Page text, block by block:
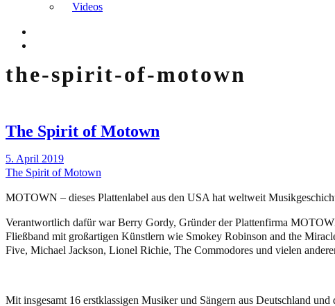
Videos
the-spirit-of-motown
The Spirit of Motown
5. April 2019
The Spirit of Motown
MOTOWN – dieses Plattenlabel aus den USA hat weltweit
Verantwortlich dafür war Berry Gordy, Gründer der Plattenfirma
Fließband mit großartigen Künstlern wie Smokey Robinson and the
Five, Michael Jackson, Lionel Richie, The Commodores und vielen
Mit insgesamt 16 erstklassigen Musiker und Sängern aus Deutschland